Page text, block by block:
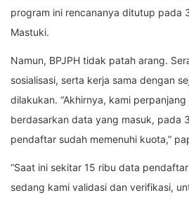
program ini rencananya ditutup pada
Mastuki.
Namun, BPJPH tidak patah arang.
sosialisasi, serta kerja sama dengan
dilakukan. “Akhirnya, kami
berdasarkan data yang masuk, pada
pendaftar sudah memenuhi kuota,”
“Saat ini sekitar 15 ribu data
sedang kami validasi dan verifikasi,